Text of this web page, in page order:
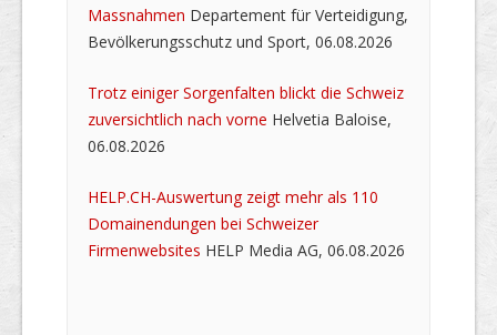
Massnahmen Departement für Verteidigung,
Bevölkerungsschutz und Sport, 06.08.2026
Trotz einiger Sorgenfalten blickt die Schweiz
zuversichtlich nach vorne Helvetia Baloise,
06.08.2026
HELP.CH-Auswertung zeigt mehr als 110
Domainendungen bei Schweizer
Firmenwebsites HELP Media AG, 06.08.2026